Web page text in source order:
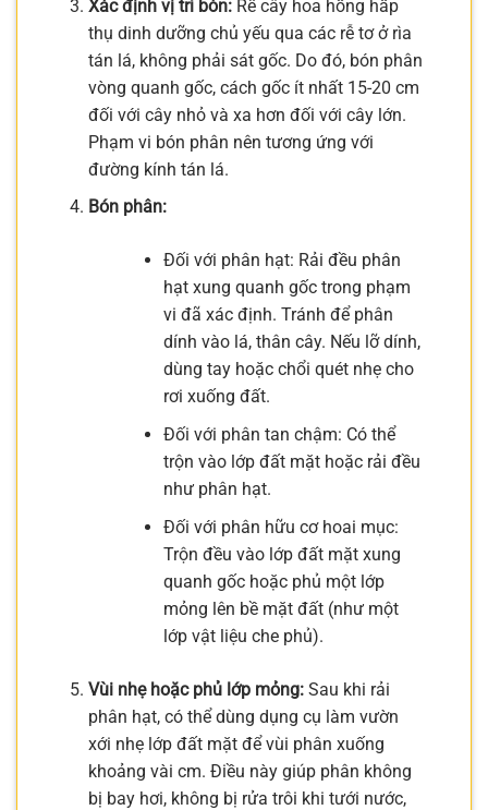
Xác định vị trí bón:Rễ cây hoa hồng hấp
thụ dinh dưỡng chủ yếu qua các rễ tơ ở rìa
tán lá, không phải sát gốc. Do đó, bón phân
vòng quanh gốc, cách gốc ít nhất 15-20 cm
đối với cây nhỏ và xa hơn đối với cây lớn.
Phạm vi bón phân nên tương ứng với
đường kính tán lá.
Bón phân:
Đối với phân hạt: Rải đều phân
hạt xung quanh gốc trong phạm
vi đã xác định. Tránh để phân
dính vào lá, thân cây. Nếu lỡ dính,
dùng tay hoặc chổi quét nhẹ cho
rơi xuống đất.
Đối với phân tan chậm: Có thể
trộn vào lớp đất mặt hoặc rải đều
như phân hạt.
Đối với phân hữu cơ hoai mục:
Trộn đều vào lớp đất mặt xung
quanh gốc hoặc phủ một lớp
mỏng lên bề mặt đất (như một
lớp vật liệu che phủ).
Vùi nhẹ hoặc phủ lớp mỏng:Sau khi rải
phân hạt, có thể dùng dụng cụ làm vườn
xới nhẹ lớp đất mặt để vùi phân xuống
khoảng vài cm. Điều này giúp phân không
bị bay hơi, không bị rửa trôi khi tưới nước,